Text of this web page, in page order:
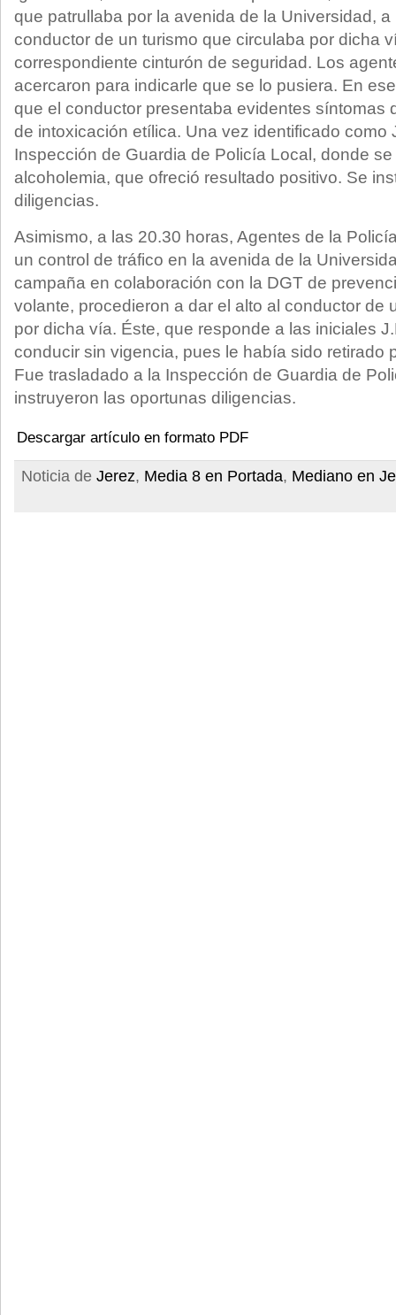
que patrullaba por la avenida de la Universidad,
conductor de un turismo que circulaba por dicha
correspondiente cinturón de seguridad. Los
acercaron para indicarle que se lo pusiera. En
que el conductor presentaba evidentes síntomas
de intoxicación etílica. Una vez identificado como
Inspección de Guardia de Policía Local, donde
alcoholemia, que ofreció resultado positivo. Se
diligencias.
Asimismo, a las 20.30 horas, Agentes de la
un control de tráfico en la avenida de la
campaña en colaboración con la DGT de
volante, procedieron a dar el alto al conductor de
por dicha vía. Éste, que responde a las iniciales
conducir sin vigencia, pues le había sido retirado
Fue trasladado a la Inspección de Guardia de
instruyeron las oportunas diligencias.
Descargar artículo en formato PDF
Noticia de Jerez, Media 8 en Portada, Mediano en